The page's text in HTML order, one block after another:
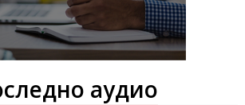
аудио